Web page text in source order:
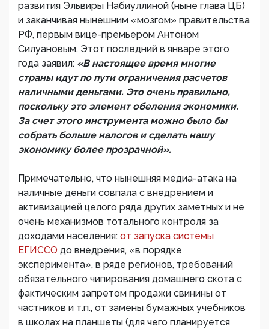
развития Эльвиры Набиуллиной (ныне глава ЦБ)
и заканчивая нынешним «мозгом» правительства
РФ, первым вице-премьером Антоном
Силуановым. Этот последний в январе этого
года заявил: «В настоящее время многие
страны идут по пути ограничения расчетов
наличными деньгами. Это очень правильно,
поскольку это элемент обеления экономики.
За счет этого инструмента можно было бы
собрать больше налогов и сделать нашу
экономику более прозрачной».
Примечательно, что нынешняя медиа-атака на
наличные деньги совпала с внедрением и
активизацией целого ряда других заметных и не
очень механизмов тотального контроля за
доходами населения: от запуска системы
ЕГИССО до внедрения, «в порядке
эксперимента», в ряде регионов, требований
обязательного чипирования домашнего скота с
фактическим запретом продажи свинины от
частников и т.п., от замены бумажных учебников
в школах на планшеты (для чего планируется